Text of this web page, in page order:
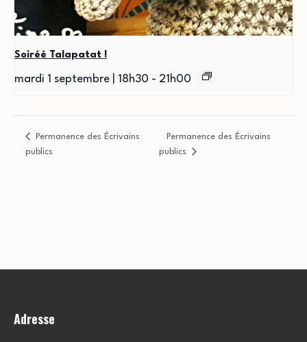
Soiréé Talapatat !
mardi 1 septembre | 18h30 - 21h00
Permanence des Écrivains
publics
Permanence des Écrivains
publics
Adresse